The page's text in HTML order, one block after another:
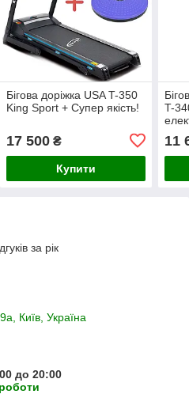
Бігова доріжка USA T-350
King Sport + Супер якість!
17 500₴
Купити
T-
11
за рік
Київ, Україна
до 20:00